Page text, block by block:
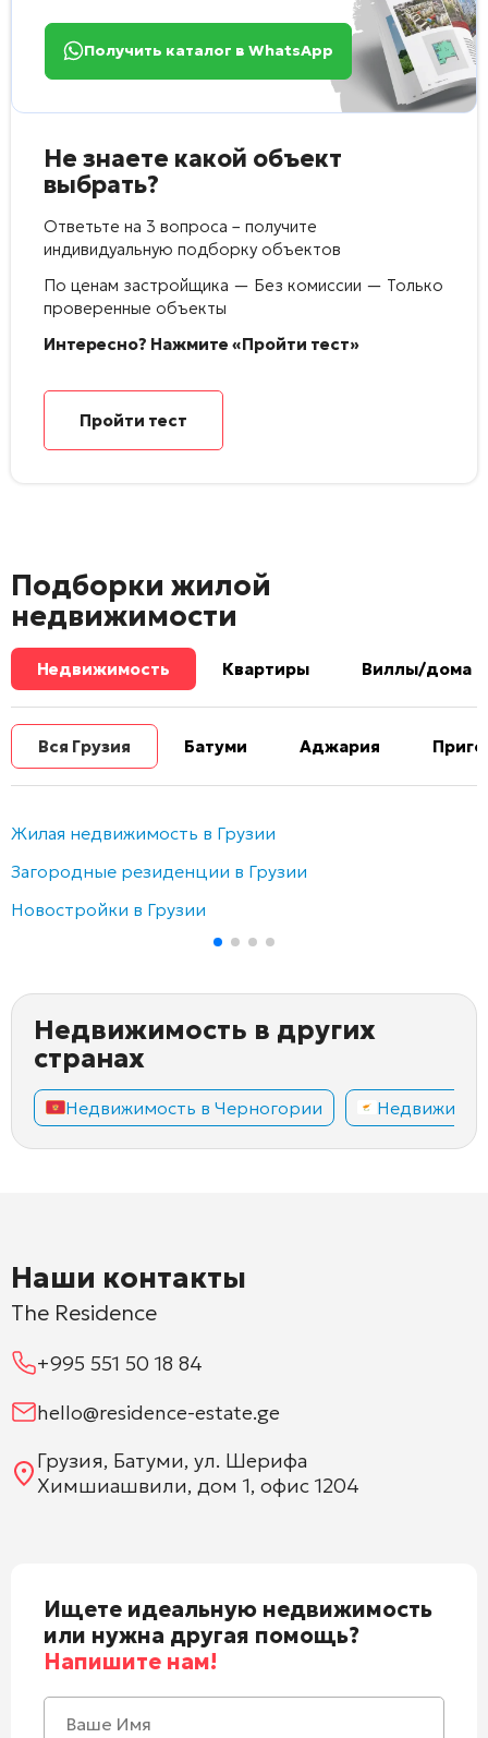
Получить каталог в WhatsApp
Не знаете какой объект
выбрать?
Ответьте на 3 вопроса – получите
индивидуальную подборку объектов
По ценам застройщика — Без комиссии — Только
проверенные объекты
Интересно? Нажмите «Пройти тест»
Пройти тест
Подборки жилой
недвижимости
Недвижимость Квартиры Виллы/дома
Вся Грузия Батуми Аджария
Жилая недвижимость в Грузии
Загородные резиденции в Грузии
Новостройки в Грузии
Недвижимость в других
странах
Недвижимость в Черногории
Наши контакты
The Residence
+995 551 50 18 84
hello@residence-estate.ge
Грузия, Батуми, ул. Шерифа
Химшиашвили, дом 1, офис 1204
Ищете идеальную недвижимость
или нужна другая помощь?
Напишите нам!